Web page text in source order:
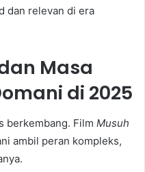
dan relevan di era
Masa
di 2025
berkembang. Film Musuh
ambil peran kompleks,